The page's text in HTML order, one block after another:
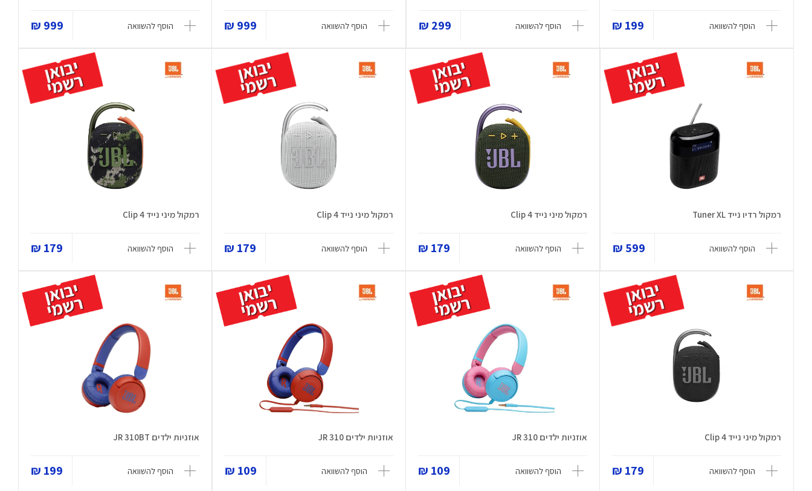
הוסף להשוואה 199 ₪ הוסף להשוואה 299 ₪ הוסף להשוואה 999 ₪ הוסף להשוואה 999 ₪
רמקול רדיו נייד Tuner XL
הוסף להשוואה 599 ₪
רמקול מיני נייד Clip 4
הוסף להשוואה 179 ₪
רמקול מיני נייד Clip 4
הוסף להשוואה 179 ₪
רמקול מיני נייד Clip 4
הוסף להשוואה 179 ₪
רמקול מיני נייד Clip 4
הוסף להשוואה 179 ₪
אוזניות ילדים JR 310
הוסף להשוואה 109 ₪
אוזניות ילדים JR 310
הוסף להשוואה 109 ₪
אוזניות ילדים JR 310BT
הוסף להשוואה 199 ₪